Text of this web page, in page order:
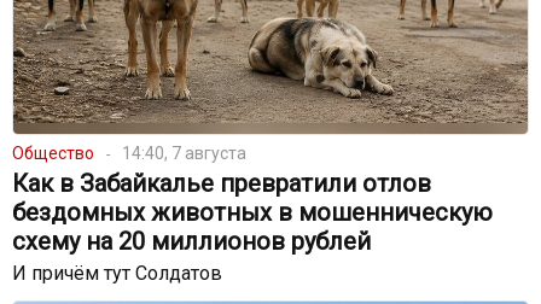
Общество 14:40, 7 августа
Как в Забайкалье превратили отлов
бездомных животных в мошенническую
схему на 20 миллионов рублей
И причём тут Солдатов